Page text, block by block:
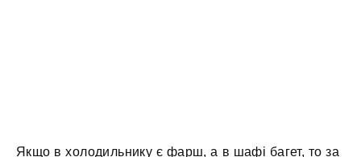
Якщо в холодильнику є фарш, а в шафі багет, то за